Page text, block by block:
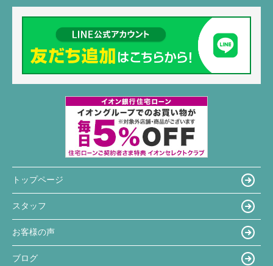
トップページ
スタッフ
お客様の声
ブログ